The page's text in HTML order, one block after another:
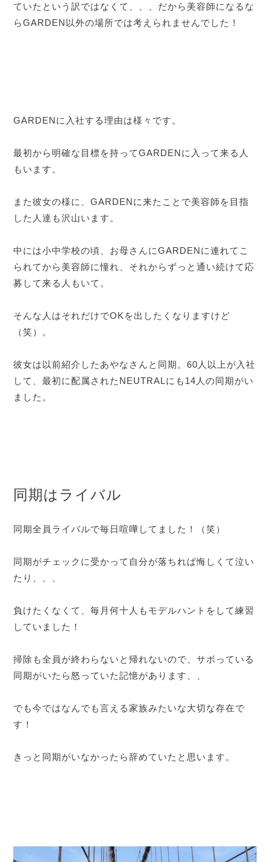
ていたという訳ではなくて、、、だから美容師になるな
らGARDEN以外の場所では考えられませんでした！
GARDENに入社する理由は様々です。
最初から明確な目標を持ってGARDENに入って来る人
もいます。
また彼女の様に、GARDENに来たことで美容師を目指
した人達も沢山います。
中には小中学校の頃、お母さんにGARDENに連れてこ
られてから美容師に憧れ、それからずっと通い続けて応
募して来る人もいて。
そんな人はそれだけでOKを出したくなりますけど
（笑）。
彼女は以前紹介したあやなさんと同期。60人以上が入社
して、最初に配属されたNEUTRALにも14人の同期がい
ました。
同期はライバル
同期全員ライバルで毎日喧嘩してました！（笑）
同期がチェックに受かって自分が落ちれば悔しくて泣い
たり、、、
負けたくなくて、毎月何十人もモデルハントをして練習
していました！
掃除も全員が終わらないと帰れないので、サボっている
同期がいたら怒っていた記憶があります、、
でも今ではなんでも言える家族みたいな大切な存在で
す！
きっと同期がいなかったら辞めていたと思います。